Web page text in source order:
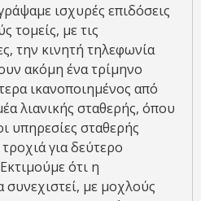
ισχυρές επιδόσεις
τομείς, με τις
την κινητή τηλεφωνία
ακόμη ένα τρίμηνο
ικανοποιημένος από
λιανικής σταθερής, όπου
υπηρεσίες σταθερής
για δεύτερο
ότι η
συνεχιστεί, με μοχλούς